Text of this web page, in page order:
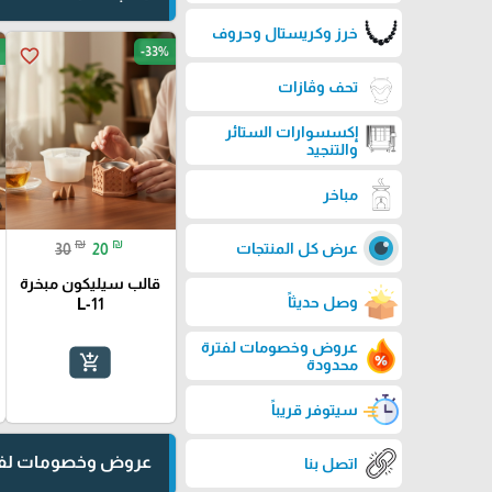
خرز وكريستال وحروف
تحف وڤازات
إكسسوارات الستائر
والتنجيد
مباخر
عرض كل المنتجات
وصل حديثاً
عروض وخصومات لفترة
محدودة
سيتوفر قريباً
اتصل بنا
favorite_border -33%
30 ₪ 20 ₪
قالب سيليكون مبخرة
L-11
add_shopping_cart
عروض وخصومات